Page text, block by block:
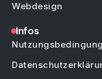
Webdesign
Infos